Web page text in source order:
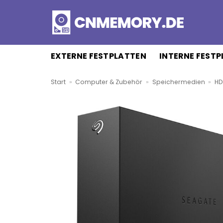
EXTERNE FESTPLATTEN INTERNE
Start » Computer & Zubehör » Speichermedien »